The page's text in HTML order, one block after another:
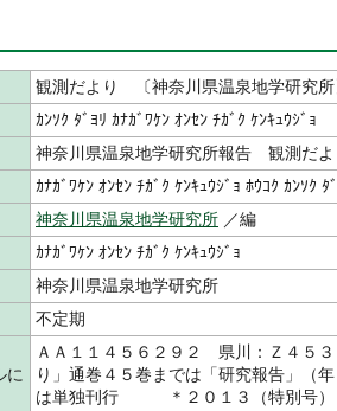
観測だより 〔神奈川県温泉地学研究
ｶﾝｿｸ ﾀﾞﾖﾘ ｶﾅｶﾞﾜｹﾝ ｵﾝｾﾝ ﾁｶﾞｸ ｹﾝｷｭｳｼﾞｮ
神奈川県温泉地学研究所報告 観測だ
ｶﾅｶﾞﾜｹﾝ ｵﾝｾﾝ ﾁｶﾞｸ ｹﾝｷｭｳｼﾞｮ ﾎｳｺｸ ｶﾝｿｸ ﾀ
神奈川県温泉地学研究所 ／編
ｶﾅｶﾞﾜｹﾝ ｵﾝｾﾝ ﾁｶﾞｸ ｹﾝｷｭｳｼﾞｮ
神奈川県温泉地学研究所
不定期
に
ＡＡ１１４５６２９２ 県川：Ｚ４
り」通巻４５巻までは「研究報告」（
は単独刊行 ＊２０１３（特別号）